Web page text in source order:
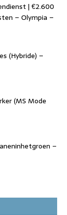
| €2.600
– Olympia –
(Hybride) –
(MS Mode
–